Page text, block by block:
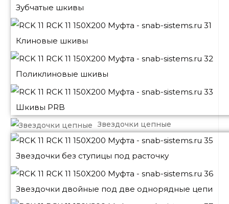
Зубчатые шкивы
Клиновые шкивы
Поликлиновые шкивы
Шкивы PRB
Звездочки цепные
Звездочки без ступицы под расточку
Звездочки двойные под две однорядные цепи